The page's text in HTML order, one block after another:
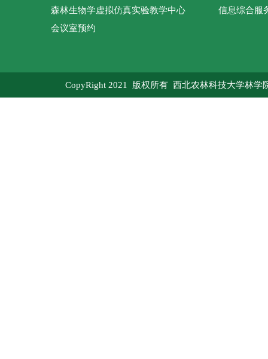
森林生物学虚拟仿真实验教学中心
会议室预约
信息综合服
CopyRight 2021 版权所有 西北农林科技大学林